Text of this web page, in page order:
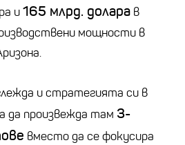
и165 млрд. долара в
мощности в
и стратегията си в
да произвежда там 3-
вместо да се фокусира